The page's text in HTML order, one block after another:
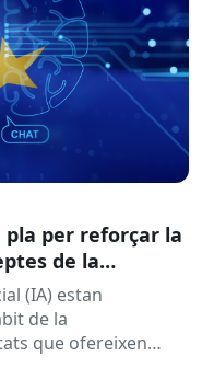
pla per reforçar la
de la
(IA) estan
de la
que ofereixen